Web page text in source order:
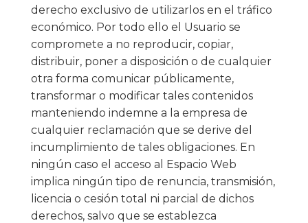
derecho exclusivo de utilizarlos en el tráfico
económico. Por todo ello el Usuario se
compromete a no reproducir, copiar,
distribuir, poner a disposición o de cualquier
otra forma comunicar públicamente,
transformar o modificar tales contenidos
manteniendo indemne a la empresa de
cualquier reclamación que se derive del
incumplimiento de tales obligaciones. En
ningún caso el acceso al Espacio Web
implica ningún tipo de renuncia, transmisión,
licencia o cesión total ni parcial de dichos
derechos, salvo que se establezca